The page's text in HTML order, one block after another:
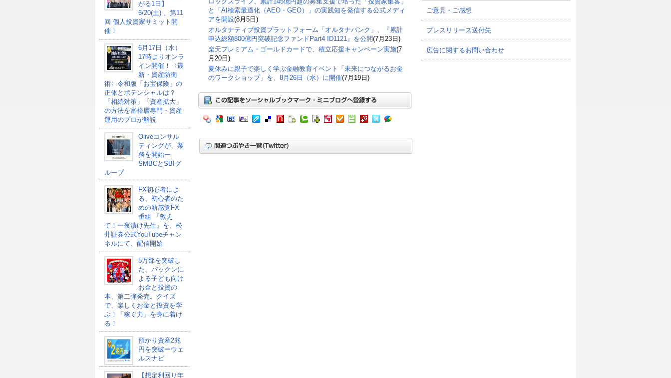
がる1日】
6/20(土) 、第11
回 個人投資家サミット開
催！
6月17日（水）
17時よりオンラ
イン開催！〈最
新・資産防衛
術〉令和版「お宝保険」の
正体とポテンシャルは？
「相続対策」「資産拡大」
の方法を富裕層専門・資産
運用のプロが解説
Oliveコンサル
ティングが、業
務を開始ー
SMBCとSBIグ
ループ
FX初心者によ
る、初心者のた
めの新感覚FX
番組 『教え
て！一夜漬け先生』を、松
井証券公式YouTubeチャン
ネルにて、配信開始
5万部を突破し
た、パックンに
よる子ども向け
お金と投資の
本、第二弾発売。クイズ
で、楽しくお金と投資を学
ぶ！「稼ぐ力」を身に着け
る！
預かり資産2兆
円を突破ーウェ
ルスナビ
【想定利回り年
と「AI検索最適化（AEO・GEO）」の実践知を発信する公式メディ
アを開設(8月5日)
オルタナティブ投資プラットフォーム「オルタナバンク」、『累計
申込総額800億円突破記念ファンドPart4 ID1121』を公開(7月23日)
楽天プレミアム・ゴールドカードで、積立応援キャンペーン実施(7
月20日)
夏休みに親子で楽しく学ぶ金融教育イベント「未来につながるお金
のワークショップ」を、8月26日（水）に開催(7月19日)
ご意見・ご感想
プレスリリース送付先
広告に関するお問い合わせ